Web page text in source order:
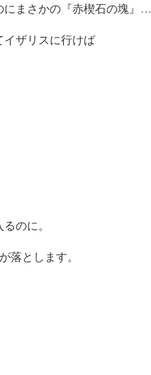
にまさかの『赤楔石の塊』…
ザリスに行けば
のに。
落とします。